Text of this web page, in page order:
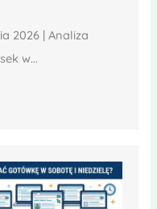
2026 | Analiza
w...